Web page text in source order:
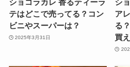
ショコラカレ 香るティーラ
テはどこで売ってる？コン
ビニやスーパーは？
2025年3月31日
シ
ア
る
買